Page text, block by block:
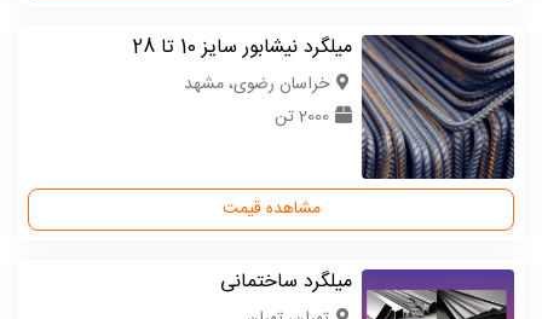
میلگرد نیشابور سایز 10 تا 28
خراسان رضوی، مشهد
2000 تن
مشاهده قیمت
میلگرد ساختمانی